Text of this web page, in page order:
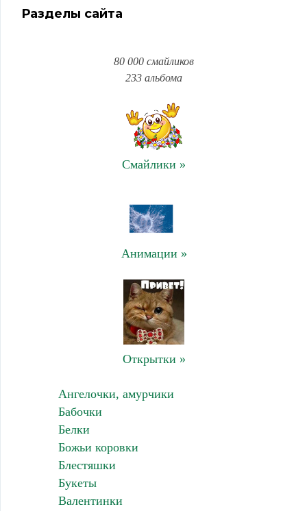
Разделы сайта
80 000 смайликов
233 альбома
Смайлики »
Анимации »
Открытки »
Ангелочки, амурчики
Бабочки
Белки
Божьи коровки
Блестяшки
Букеты
Валентинки